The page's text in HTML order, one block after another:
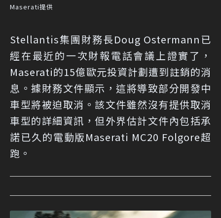
Maserati提供
Stellantis集團財務長Doug Ostermann已
經在最近的一次財報電話會議上證實了，
Maserati的15億歐元投資計劃遭到註銷的消
息。據財務文件顯示，這將導致部分開發中
車型將被迫取消。該文件雖然沒有提供取消
車型的詳細資訊，但外界估計文件內包括承
諾已久的電動版Maserati MC20 Folgore超
跑。